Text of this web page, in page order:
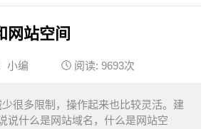
网站空间
小编 阅读: 9693次
很多限制，操作起来也比较灵活。建
说什么是网站域名，什么是网站空